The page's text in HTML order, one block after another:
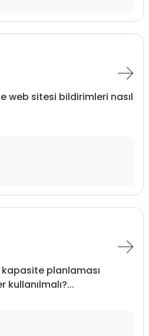
web sitesi bildirimleri nasıl
planlaması